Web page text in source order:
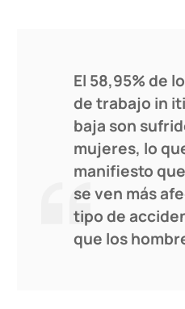
El 58,95% de
de trabajo in
baja son
mujeres, lo
manifiesto
se ven más
tipo de
que los